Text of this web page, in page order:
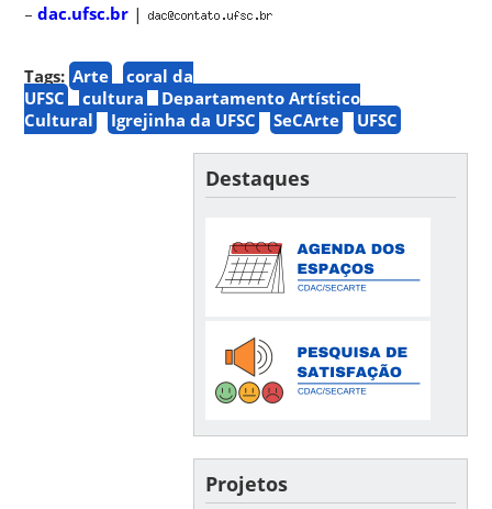
–dac.ufsc.br |
Tags: Arte
coral da
UFSC
cultura
Departamento Artístico
Cultural
Igrejinha da UFSC SeCArte UFSC
Destaques
Projetos